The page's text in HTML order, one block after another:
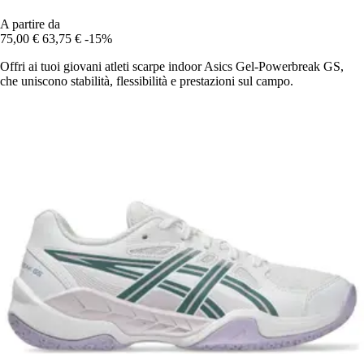
A partire da
75,00 € 63,75 € -15%
Offri ai tuoi giovani atleti scarpe indoor Asics Gel-Powerbreak GS,
che uniscono stabilità, flessibilità e prestazioni sul campo.